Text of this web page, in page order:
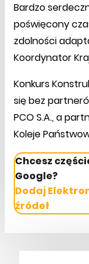
Bardzo
poświęcony
zdolności
Koordynator
Konkurs
się bez
PCO S.A., a
Koleje
Chcesz
Google?
Dodaj
źródeł